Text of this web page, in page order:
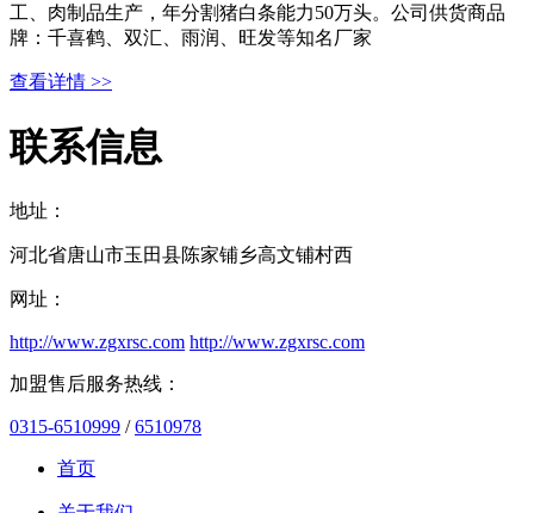
工、肉制品生产，年分割猪白条能力50万头。公司供货商品
牌：千喜鹤、双汇、雨润、旺发等知名厂家
查看详情 >>
联系信息
地址：
河北省唐山市玉田县陈家铺乡高文铺村西
网址：
http://www.zgxrsc.com http://www.zgxrsc.com
加盟售后服务热线：
0315-6510999 /6510978
首页